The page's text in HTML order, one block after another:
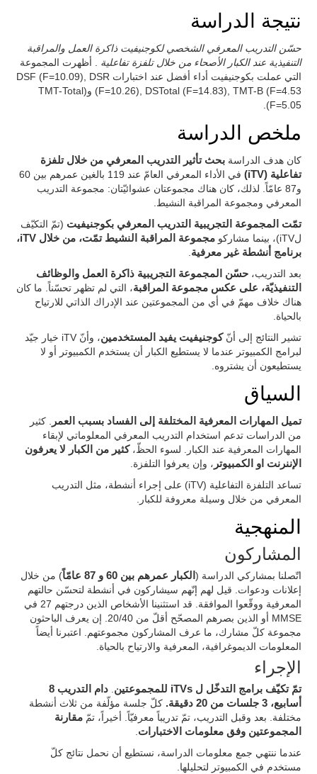
نتيجة الدراسة
حسّن التدريب المعرفي الشخصي لكوجنيفيت ذاكرة العمل والمراقبة
التنفيذية عند الكبار الأصحاء من خلال تلفزة تفاعلية
. أظهرت المجموعة
التي عملت بكوجنيفيت أداء أفضل عند اختبارات DSF (F=10.09), DSR
(F=10.26), DSTotal (F=14.83), TMT-B (F=4.53 و(TMT-Total
(F=5.05.
ملخص الدراسة
كان هدف الدراسةبحث تأثير التدريب المعرفي من خلال تلفزة
تفاعلية (iTV)
في الأداء المعرفي العامّ عند 119 بالغين عمرهم بين 60
و87 عامّاً. لذلك، كان هناك مجموعتان عشوائيّتان: مجموعة التدريب
المعرفي ومجموعة المراقبة النشيط.
تمّت المجموعة التجريبية التدريب المعرفي بكوجنيفيت (تمّ التكيّف
لiTV)، بينما مشاركو
مجموعة المراقبة النشيط تمّت، من خلال iTV،
برنامج أنشطة غير معرفية
بعد التدريب،حسّن المجموعة التجريبية ذاكرة العمل والوظائف
التنفيذيّة، على عكس مجموعة المراقبة، التي لم تظهر تحسّناً. ما كان
هناك خلاف مهمّ في أي من المجموعتين عند الإدراك الذاتي للارتياح
بالحياة.
تشير النتائج إلى أنّكوجنيفيت يفيد المستخدمين
، وأنّ iTV خيار جيّد
لبرامج الكمبيوتر عندما لا يستطيع الكبار أن يستخدم الكمبيوتر أو لا
يستطيعون أن يشتروه.
السياق
تميل المهارات المعرفية المختلفة إلى الفساد بسبب العمر
. كثير
من الدراسات تدعم استخدام التدريب المعرفي المعلوماتي لإبقاء
المهارات المعرفية عند الكبار. لسوء الحظّ،كثير من الكبار لا يعرفون
الإننرنت او الكمبيوتر ، وإن يعرفوا التلفزة.
تساعد التلفزة التفاعلية (iTV) على إجراء أنشطة، مثل التدريب
المعرفي من خلال وسيلة معروفة للكبار.
المنهجية
المشاركون
اتّصلنا بمشاركي الدراسة ( الكبار عمرهم بين 60 و 87 عامّاً
) من خلال
إعلانات ودعوات. قيل لهم إنّهم سيشاركون في أنشطة لتحسّن حالتهم
المعرفية ووقّعوا الموافقة. قد استثنينا الأشخاص الذين درجتهم 27 في
MMSE أو الذين بصرهم المصحّح أقلّ من 20/40. إن يعرف الباحثون
مجموعة كلّ مشارك، ما عرف المشاركون مجموعتهم. اعتبرنا أيضاً
المعلومات الديموغرافية، المعرفية والارتياح بالحياة.
الإجراء
تمّ تكيّف برامج التدخّل ل iTVs للمجموعتين .
دام التدريب 8
أسابيع، 3 جلسات من 20 دقيقة.
كلّ جلسة مؤلّفة من ثلاث أنشطة
مختلفة. بعد وقبل التدريب، تمّ تدريباً معرفيّاً. أخيراً، تمّمقارنة
المجموعتين وفق معلومات الاختبارات
عندما ننتهي جمع معلومات الدراسة، نستطيع أن نحمل نتائج كلّ
مستخدم في الكمبيوتر لتحليلها.